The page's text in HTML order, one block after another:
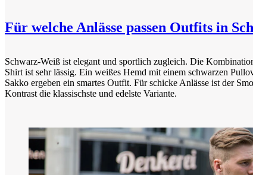
Für welche Anlässe passen Outfits in
Schwarz-Weiß ist elegant und sportlich zugleich. Die
Shirt ist sehr lässig. Ein weißes Hemd mit einem schwarzen
Sakko ergeben ein smartes Outfit. Für schicke Anlässe ist der
Kontrast die klassischste und edelste Variante.